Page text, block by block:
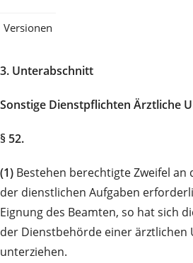
Versionen
3. Unterabschnitt
Sonstige Dienstpflichten Ärztliche
§ 52.
(1) Bestehen berechtigte Zweifel
der dienstlichen Aufgaben
Eignung des Beamten, so hat sich
der Dienstbehörde einer ärztlichen
unterziehen.